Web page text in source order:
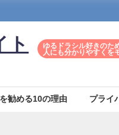
ト
ゆるドラシル好きのた
人にも分かりやすくを
勧める10の理由 プライ